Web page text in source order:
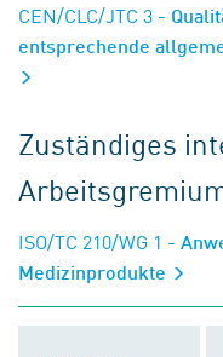
CEN/CLC/JTC 3 -
entsprechende
Zuständiges
ISO/TC 210/WG 1 -
Medizinprodukte